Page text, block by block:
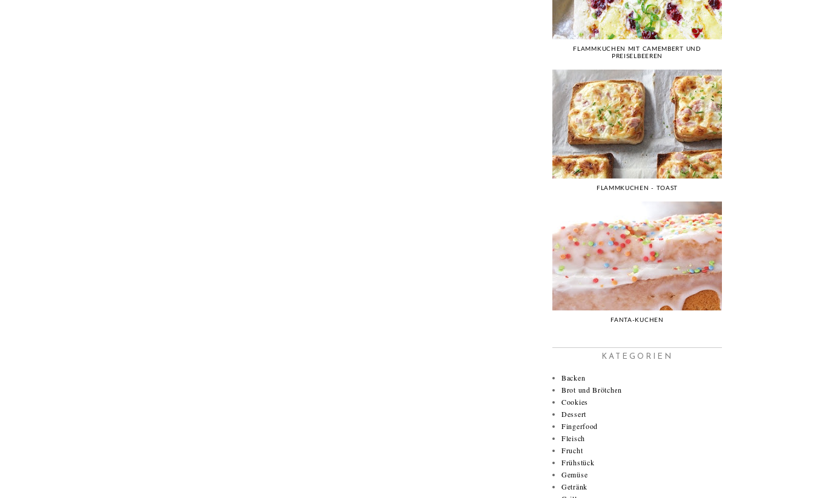
FLAMMKUCHEN MIT CAMEMBERT UND
PREISELBEEREN
FLAMMKUCHEN - TOAST
FANTA-KUCHEN
KATEGORIEN
Backen
Brot und Brötchen
Cookies
Dessert
Fingerfood
Fleisch
Frucht
Frühstück
Gemüse
Getränk